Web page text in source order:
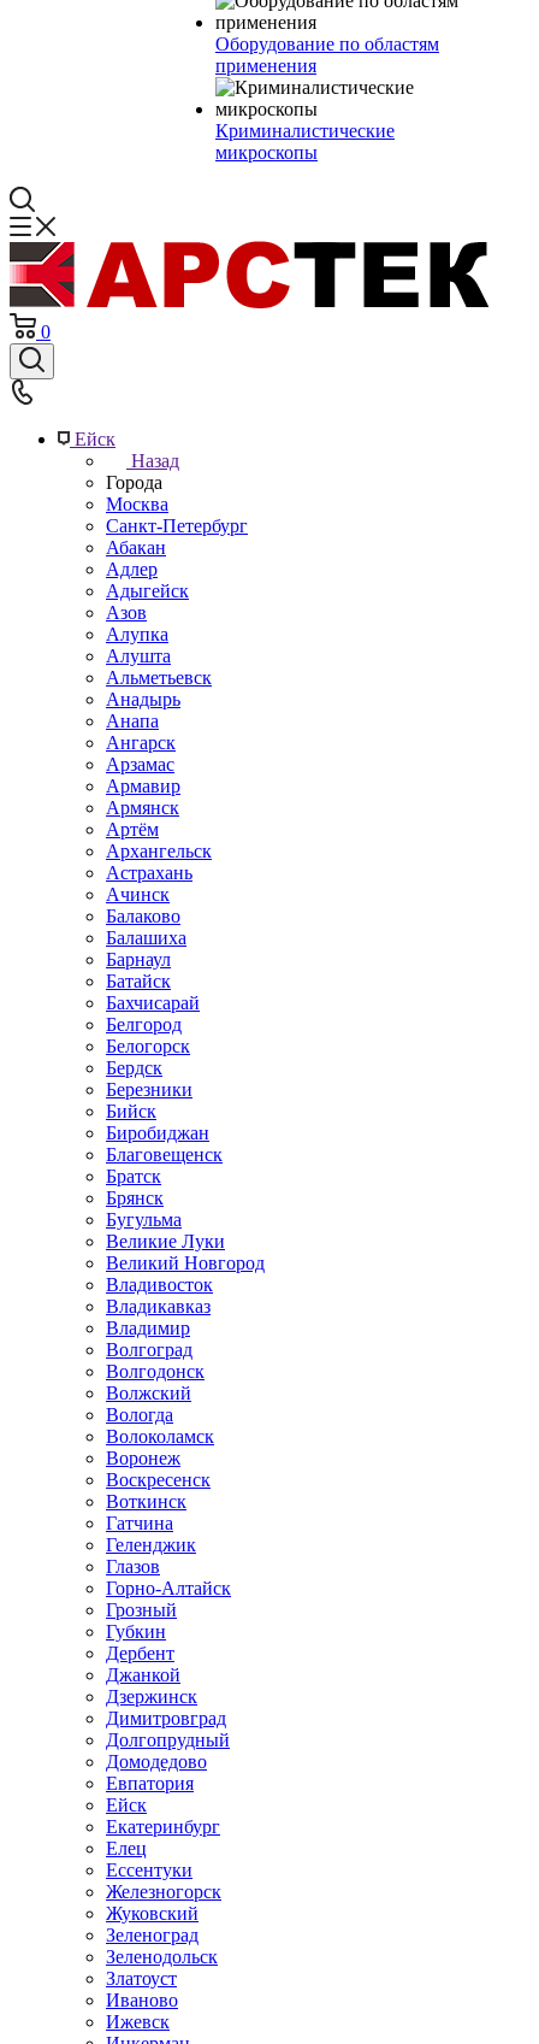
Оборудование по областям
применения
Криминалистические
микроскопы
0
Ейск
Назад
Города
Москва
Санкт-Петербург
Абакан
Адлер
Адыгейск
Азов
Алупка
Алушта
Альметьевск
Анадырь
Анапа
Ангарск
Арзамас
Армавир
Армянск
Артём
Архангельск
Астрахань
Ачинск
Балаково
Балашиха
Барнаул
Батайск
Бахчисарай
Белгород
Белогорск
Бердск
Березники
Бийск
Биробиджан
Благовещенск
Братск
Брянск
Бугульма
Великие Луки
Великий Новгород
Владивосток
Владикавказ
Владимир
Волгоград
Волгодонск
Волжский
Вологда
Волоколамск
Воронеж
Воскресенск
Воткинск
Гатчина
Геленджик
Глазов
Горно-Алтайск
Грозный
Губкин
Дербент
Джанкой
Дзержинск
Димитровград
Долгопрудный
Домодедово
Евпатория
Ейск
Екатеринбург
Елец
Ессентуки
Железногорск
Жуковский
Зеленоград
Зеленодольск
Златоуст
Иваново
Ижевск